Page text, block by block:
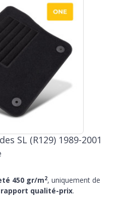
SL (R129) 1989-2001
450 gr/m2, uniquement de
qualité-prix.